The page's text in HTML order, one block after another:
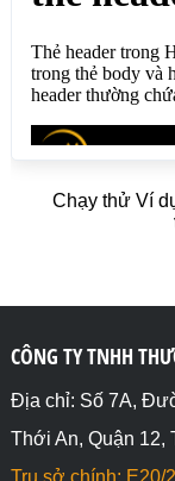
</body>
Chạy thử Ví
CÔNG TY TNHH
Địa chỉ: Số 7A,
Thới An, Quận 12,
Trụ sở chính: E20/